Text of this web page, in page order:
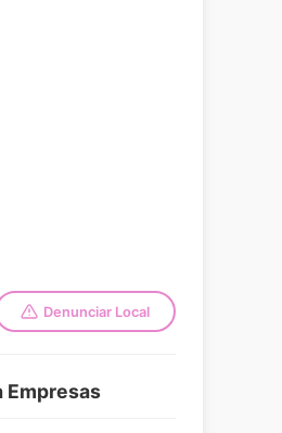
Denunciar Local
Empresas